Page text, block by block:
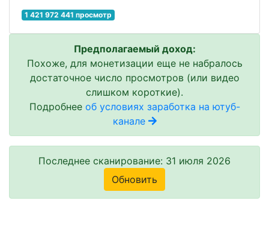
1 421 972 441 просмотр
Предполагаемый доход:
Похоже, для монетизации еще не набралось
достаточное число просмотров (или видео
слишком короткие).
Подробнее об условиях заработка на ютуб-
канале
Последнее сканирование: 31 июля 2026
Обновить